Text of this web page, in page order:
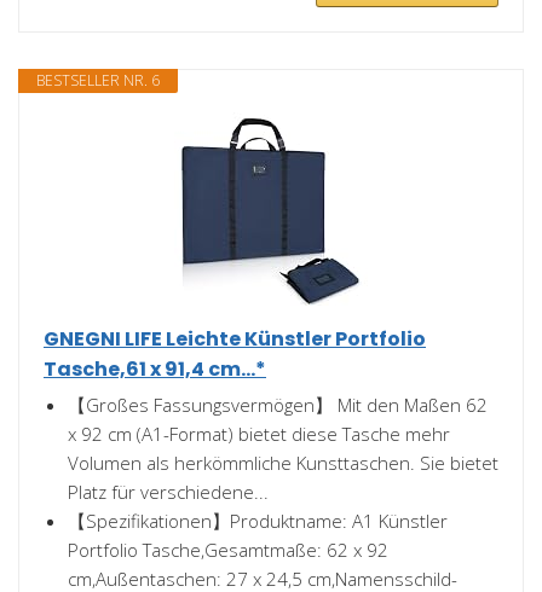
BESTSELLER NR. 6
GNEGNI LIFE Leichte Künstler Portfolio
Tasche,61 x 91,4 cm...*
【Großes Fassungsvermögen】 Mit den Maßen 62
x 92 cm (A1-Format) bietet diese Tasche mehr
Volumen als herkömmliche Kunsttaschen. Sie bietet
Platz für verschiedene...
【Spezifikationen】Produktname: A1 Künstler
Portfolio Tasche,Gesamtmaße: 62 x 92
cm,Außentaschen: 27 x 24,5 cm,Namensschild-